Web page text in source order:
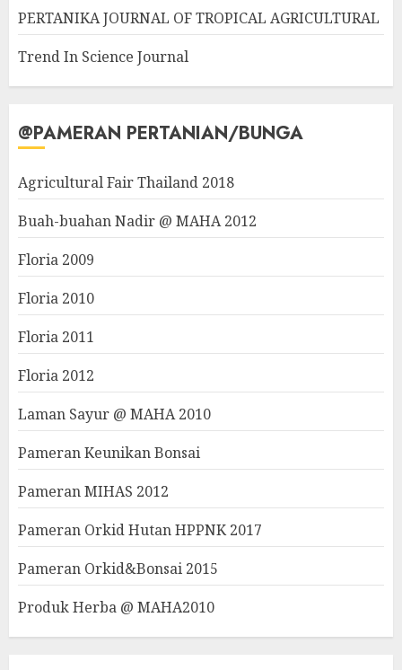
PERTANIKA JOURNAL OF TROPICAL AGRICULTURAL
Trend In Science Journal
@PAMERAN PERTANIAN/BUNGA
Agricultural Fair Thailand 2018
Buah-buahan Nadir @ MAHA 2012
Floria 2009
Floria 2010
Floria 2011
Floria 2012
Laman Sayur @ MAHA 2010
Pameran Keunikan Bonsai
Pameran MIHAS 2012
Pameran Orkid Hutan HPPNK 2017
Pameran Orkid&Bonsai 2015
Produk Herba @ MAHA2010